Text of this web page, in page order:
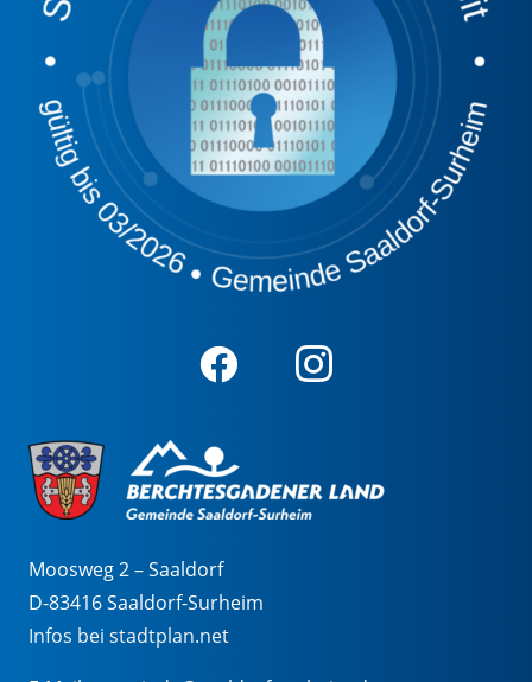
Moosweg 2 – Saaldorf
D-83416 Saaldorf-Surheim
Infos bei stadtplan.net